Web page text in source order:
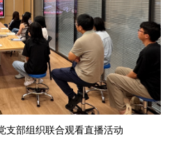
支部组织联合观看直播活动